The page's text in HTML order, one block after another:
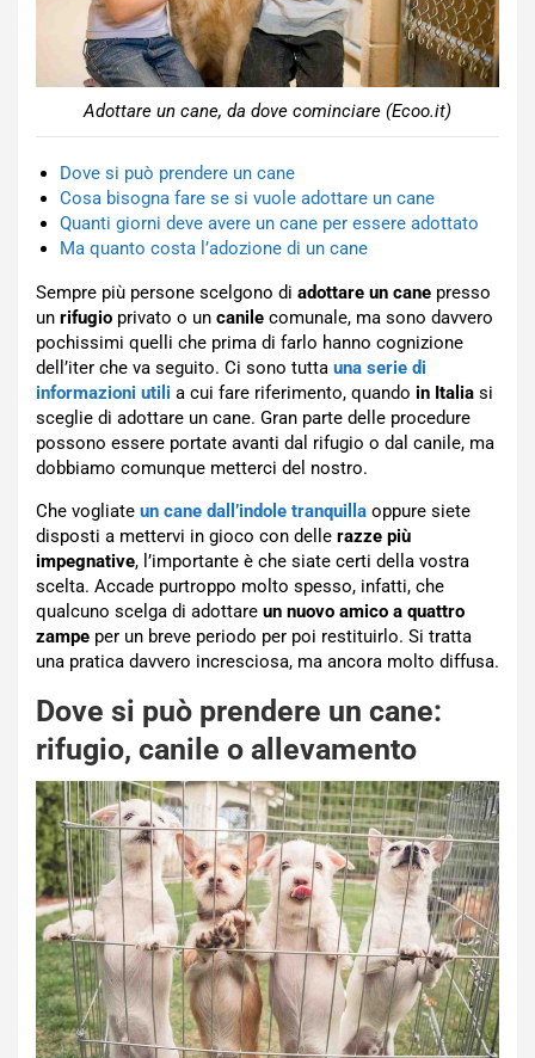
Adottare un cane, da dove cominciare (Ecoo.it)
Dove si può prendere un cane
Cosa bisogna fare se si vuole adottare un cane
Quanti giorni deve avere un cane per essere adottato
Ma quanto costa l’adozione di un cane
Sempre più persone scelgono di adottare un cane presso
un rifugio privato o un canile comunale, ma sono davvero
pochissimi quelli che prima di farlo hanno cognizione
dell’iter che va seguito. Ci sono tutta una serie di
informazioni utili a cui fare riferimento, quando in Italia si
sceglie di adottare un cane. Gran parte delle procedure
possono essere portate avanti dal rifugio o dal canile, ma
dobbiamo comunque metterci del nostro.
Che vogliate un cane dall’indole tranquilla oppure siete
disposti a mettervi in gioco con delle razze più
impegnative, l’importante è che siate certi della vostra
scelta. Accade purtroppo molto spesso, infatti, che
qualcuno scelga di adottare un nuovo amico a quattro
zampe per un breve periodo per poi restituirlo. Si tratta
una pratica davvero incresciosa, ma ancora molto diffusa.
Dove si può prendere un cane:
rifugio, canile o allevamento